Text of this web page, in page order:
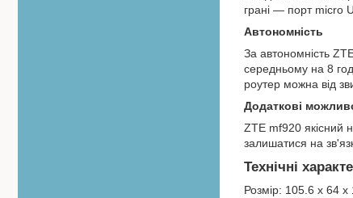
грані — порт micro
Автономність
За автономність
середньому на 8
роутер можна від
Додаткові
ZTE mf920 якісний
залишатися на
Технічні
Розмір: 105.6 х 64